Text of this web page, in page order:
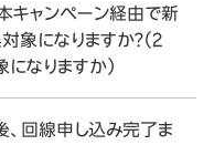
キャンペーン経由で新
象になりますか？（2
なりますか）
、回線申し込み完了ま